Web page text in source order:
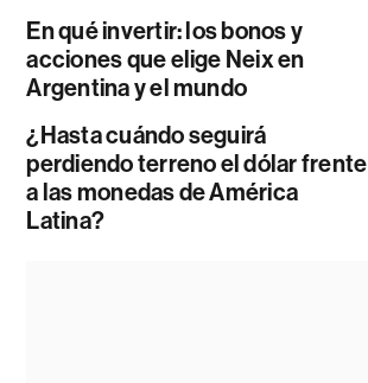
En qué invertir: los bonos y
acciones que elige Neix en
Argentina y el mundo
¿Hasta cuándo seguirá
perdiendo terreno el dólar frente
a las monedas de América
Latina?